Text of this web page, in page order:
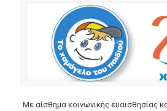
Με αίσθημα κοινωνικής ευαισθησίας